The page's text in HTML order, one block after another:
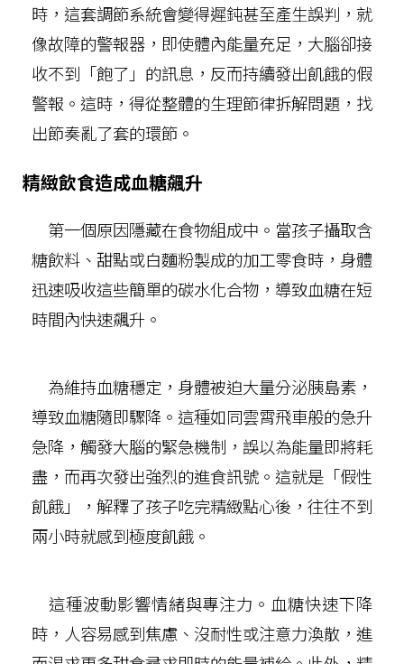
時，這套調節系統會變得遲鈍甚至產生誤判，就
像故障的警報器，即使體內能量充足，大腦卻接
收不到「飽了」的訊息，反而持續發出飢餓的假
警報。這時，得從整體的生理節律拆解問題，找
出節奏亂了套的環節。
精緻飲食造成血糖飆升
第一個原因隱藏在食物組成中。當孩子攝取含
糖飲料、甜點或白麵粉製成的加工零食時，身體
迅速吸收這些簡單的碳水化合物，導致血糖在短
時間內快速飆升。
為維持血糖穩定，身體被迫大量分泌胰島素，
導致血糖隨即驟降。這種如同雲霄飛車般的急升
急降，觸發大腦的緊急機制，誤以為能量即將耗
盡，而再次發出強烈的進食訊號。這就是「假性
飢餓」，解釋了孩子吃完精緻點心後，往往不到
兩小時就感到極度飢餓。
這種波動影響情緒與專注力。血糖快速下降
時，人容易感到焦慮、沒耐性或注意力渙散，進